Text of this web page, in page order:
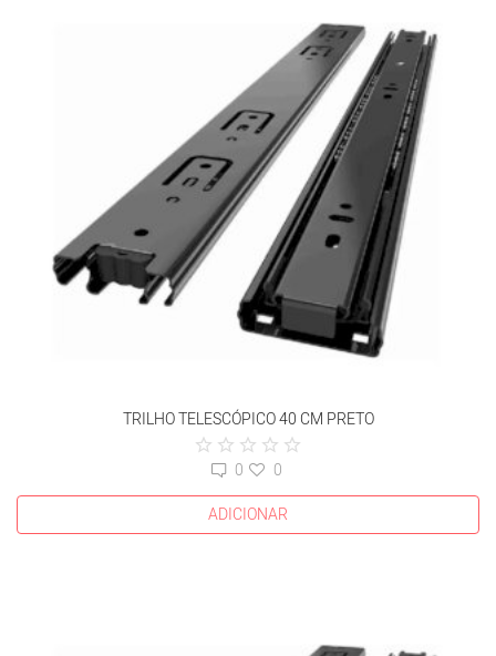
TRILHO TELESCÓPICO 40 CM PRETO
0
0
ADICIONAR